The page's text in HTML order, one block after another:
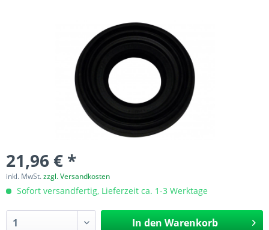
21,96 € *
inkl. MwSt.zzgl. Versandkosten
Sofort versandfertig, Lieferzeit ca. 1-3 Werktage
In den Warenkorb